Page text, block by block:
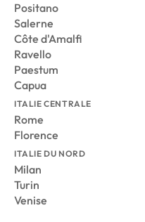
Positano
Salerne
Côte d'Amalfi
Ravello
Paestum
Capua
ITALIE CENTRALE
Rome
Florence
ITALIE DU NORD
Milan
Turin
Venise